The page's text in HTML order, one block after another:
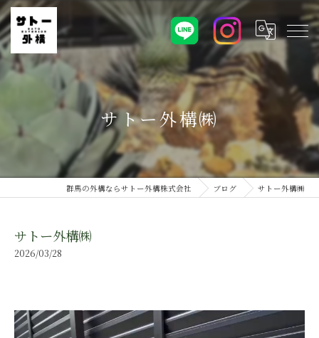
サトー外構㈱
群馬の外構ならサトー外構株式会社 ブログ サトー外構㈱
サトー外構㈱
2026/03/28